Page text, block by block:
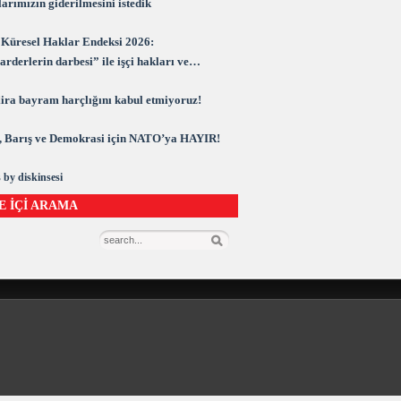
giderilmesini istedik
Haklar Endeksi 2026:
darbesi” ile işçi hakları ve
bayram harçlığını kabul etmiyoruz!
Barış ve Demokrasi için NATO’ya HAYIR!
by diskinsesi
İÇİ ARAMA